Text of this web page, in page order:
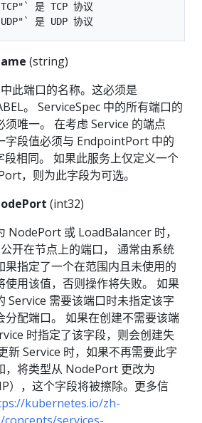
是 TCP 协议
(string)
此端口的名称。这必须是
。 ServiceSpec 中的所有端口的
须唯一。 在考虑 Service 的端点
字段值必须与 EndpointPort 中的
段相同。 如果此服务上仅定义一个
，则为此字段为可选。
(int32)
NodePort 或 LoadBalancer 时，
开在节点上的端口， 通常由系统
果指定了一个在范围内且未使用的
使用该值，否则操作将失败。 如果
Service 需要该端口时未指定该字
分配端口。 如果在创建不需要该端
时指定了该字段，则会创建失
新 Service 时，如果不再需要此字
，将类型从 NodePort 更改为
），这个字段将被擦除。更多信
kubernetes.io/zh-